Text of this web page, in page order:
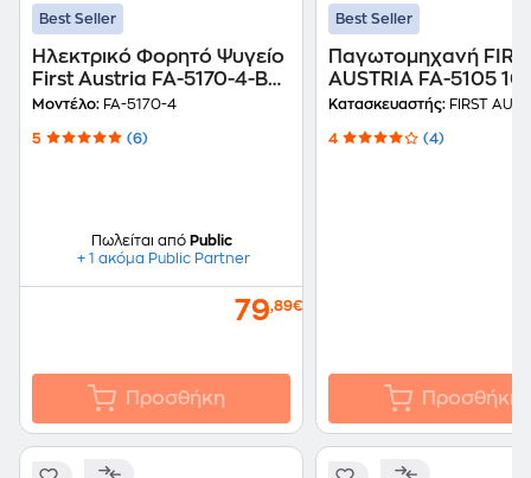
Best Seller
Ηλεκτρικό Φορητό Ψυγείο
First Austria FA-5170-4-BA
12V/230V 24Lt 52W -
Μοντέλο: FA-5170-4
5 (6)
Πωλείται από Public
+ 1 ακόμα Public Partner
79,89€
Προσθήκη
Best Seller
Παγωτoμηχανή
AUSTRIA FA-5105
L Λευκό
Κατασκευαστής: FIRST
4 (4)
Προσθήκη